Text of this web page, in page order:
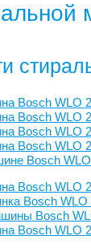
Bosch WLO
Bosch WLO
Bosch WLO
Bosch WLO
Bosch
Bosch WLO
Bosch WLO
Bosch
Bosch WLO